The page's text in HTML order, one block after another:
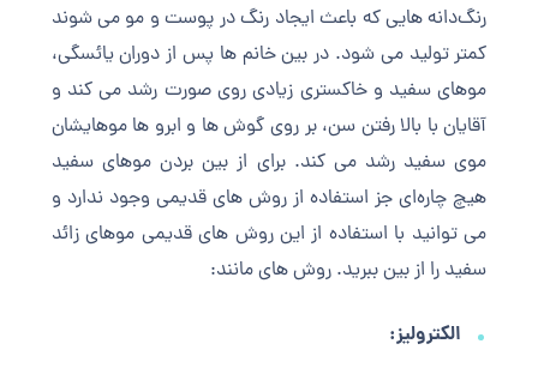
رنگ‌دانه هایی که باعث ایجاد رنگ در پوست و مو می شوند
کمتر تولید می شود. در بین خانم ها پس از دوران یائسگی،
موهای سفید و خاکستری زیادی روی صورت رشد می کند و
آقایان با بالا رفتن سن، بر روی گوش ها و ابرو ها موهایشان
موی سفید رشد می کند. برای از بین بردن موهای سفید
هیچ چاره‌ای جز استفاده از روش های قدیمی وجود ندارد و
می توانید با استفاده از این روش های قدیمی موهای زائد
سفید را از بین ببرید. روش های مانند:
الکترولیز: